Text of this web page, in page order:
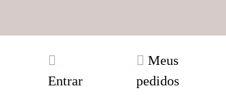
Entrar
Meus
pedidos